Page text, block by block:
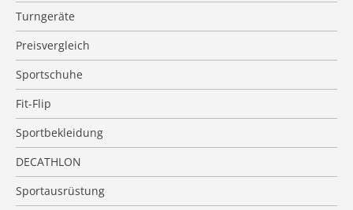
Turngeräte
Preisvergleich
Sportschuhe
Fit-Flip
Sportbekleidung
DECATHLON
Sportausrüstung